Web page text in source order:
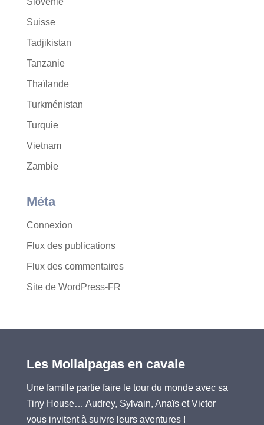
Suisse
Tadjikistan
Tanzanie
Thaïlande
Turkménistan
Turquie
Vietnam
Zambie
Méta
Connexion
Flux des publications
Flux des commentaires
Site de WordPress-FR
Les Mollalpagas en cavale
Une famille partie faire le tour du monde avec sa
Tiny House… Audrey, Sylvain, Anaïs et Victor
vous invitent à suivre leurs aventures !